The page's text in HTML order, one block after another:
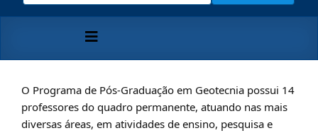
O Programa de Pós-Graduação em Geotecnia possui 14
professores do quadro permanente, atuando nas mais
diversas áreas, em atividades de ensino, pesquisa e